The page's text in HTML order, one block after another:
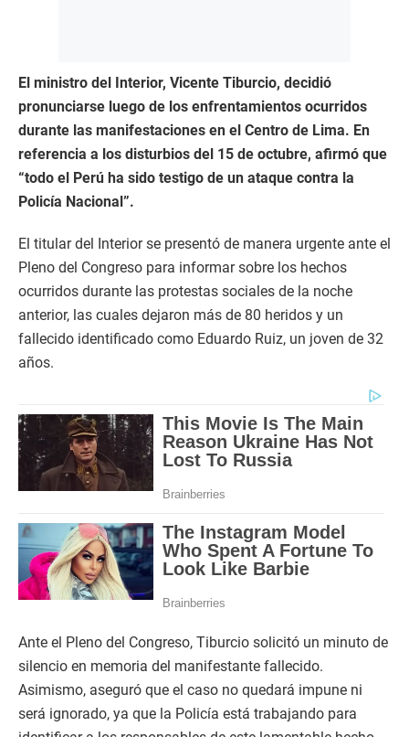
El ministro del Interior, Vicente Tiburcio, decidió
pronunciarse luego de los enfrentamientos ocurridos
durante las manifestaciones en el Centro de Lima. En
referencia a los disturbios del 15 de octubre, afirmó que
“todo el Perú ha sido testigo de un ataque contra la
Policía Nacional”.
El titular del Interior se presentó de manera urgente ante el
Pleno del Congreso para informar sobre los hechos
ocurridos durante las protestas sociales de la noche
anterior, las cuales dejaron más de 80 heridos y un
fallecido identificado como Eduardo Ruiz, un joven de 32
años.
Ante el Pleno del Congreso, Tiburcio solicitó un minuto de
silencio en memoria del manifestante fallecido.
Asimismo, aseguró que el caso no quedará impune ni
será ignorado, ya que la Policía está trabajando para